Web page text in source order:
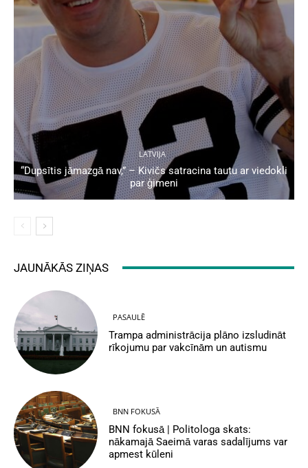
LATVIJA
“Dupsītis jāmazgā nav,” – Kivičs satracina tautu ar viedokli
par ģimeni
JAUNĀKĀS ZIŅAS
PASAULĒ
Trampa administrācija plāno izsludināt
rīkojumu par vakcīnām un autismu
BNN FOKUSĀ
BNN fokusā | Politologa skats:
nākamajā Saeimā varas sadalījums var
apmest kūleni